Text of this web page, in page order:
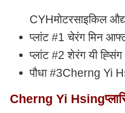
CYHमोटरसाइकिल
प्लांट #1 चेरंग मिन
प्लांट #2 शेरंग यी
पौधा #3Cherng Yi
Cherng Yi